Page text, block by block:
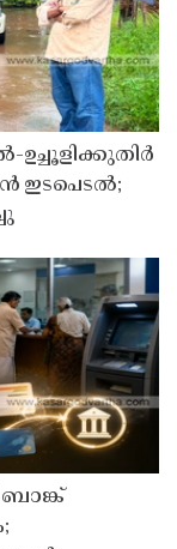
ഉച്ചൂളിക്കുതിർ
ഇടപെടൽ;